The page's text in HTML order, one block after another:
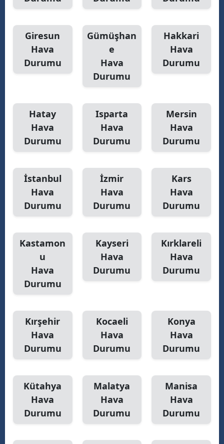
Giresun
Hava
Durumu
Gümüşhan
e
Hava
Durumu
Hakkari
Hava
Durumu
Hatay
Hava
Durumu
Isparta
Hava
Durumu
Mersin
Hava
Durumu
İstanbul
Hava
Durumu
İzmir
Hava
Durumu
Kars
Hava
Durumu
Kastamon
u
Hava
Durumu
Kayseri
Hava
Durumu
Kırklareli
Hava
Durumu
Kırşehir
Hava
Durumu
Kocaeli
Hava
Durumu
Konya
Hava
Durumu
Kütahya
Hava
Durumu
Malatya
Hava
Durumu
Manisa
Hava
Durumu